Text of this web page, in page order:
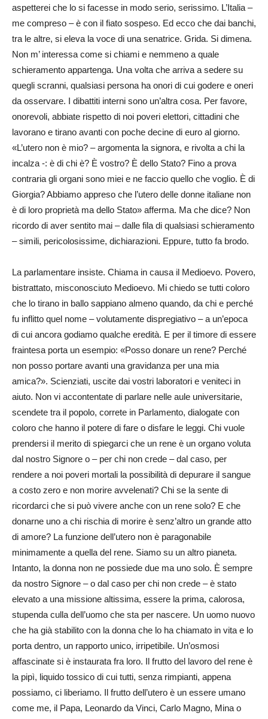
aspetterei che lo si facesse in modo serio, serissimo. L’Italia –
me compreso – è con il fiato sospeso. Ed ecco che dai banchi,
tra le altre, si eleva la voce di una senatrice. Grida. Si dimena.
Non m’ interessa come si chiami e nemmeno a quale
schieramento appartenga. Una volta che arriva a sedere su
quegli scranni, qualsiasi persona ha onori di cui godere e oneri
da osservare. I dibattiti interni sono un’altra cosa. Per favore,
onorevoli, abbiate rispetto di noi poveri elettori, cittadini che
lavorano e tirano avanti con poche decine di euro al giorno.
«L’utero non è mio? – argomenta la signora, e rivolta a chi la
incalza -: è di chi è? È vostro? È dello Stato? Fino a prova
contraria gli organi sono miei e ne faccio quello che voglio. È di
Giorgia? Abbiamo appreso che l’utero delle donne italiane non
è di loro proprietà ma dello Stato» afferma. Ma che dice? Non
ricordo di aver sentito mai – dalle fila di qualsiasi schieramento
– simili, pericolosissime, dichiarazioni. Eppure, tutto fa brodo.
La parlamentare insiste. Chiama in causa il Medioevo. Povero,
bistrattato, misconosciuto Medioevo. Mi chiedo se tutti coloro
che lo tirano in ballo sappiano almeno quando, da chi e perché
fu inflitto quel nome – volutamente dispregiativo – a un’epoca
di cui ancora godiamo qualche eredità. E per il timore di essere
fraintesa porta un esempio: «Posso donare un rene? Perché
non posso portare avanti una gravidanza per una mia
amica?». Scienziati, uscite dai vostri laboratori e veniteci in
aiuto. Non vi accontentate di parlare nelle aule universitarie,
scendete tra il popolo, correte in Parlamento, dialogate con
coloro che hanno il potere di fare o disfare le leggi. Chi vuole
prendersi il merito di spiegarci che un rene è un organo voluta
dal nostro Signore o – per chi non crede – dal caso, per
rendere a noi poveri mortali la possibilità di depurare il sangue
a costo zero e non morire avvelenati? Chi se la sente di
ricordarci che si può vivere anche con un rene solo? E che
donarne uno a chi rischia di morire è senz’altro un grande atto
di amore? La funzione dell’utero non è paragonabile
minimamente a quella del rene. Siamo su un altro pianeta.
Intanto, la donna non ne possiede due ma uno solo. È sempre
da nostro Signore – o dal caso per chi non crede – è stato
elevato a una missione altissima, essere la prima, calorosa,
stupenda culla dell’uomo che sta per nascere. Un uomo nuovo
che ha già stabilito con la donna che lo ha chiamato in vita e lo
porta dentro, un rapporto unico, irripetibile. Un’osmosi
affascinate si è instaurata fra loro. Il frutto del lavoro del rene è
la pipì, liquido tossico di cui tutti, senza rimpianti, appena
possiamo, ci liberiamo. Il frutto dell’utero è un essere umano
come me, il Papa, Leonardo da Vinci, Carlo Magno, Mina o